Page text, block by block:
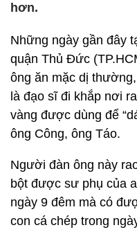
hơn.
Những ngày gần đây
quận Thủ Đức
ông ăn mặc dị
là đạo sĩ đi khắp nơi
vàng được dùng để
ông Công, ông Táo.
Người đàn ông này
bột được sư phụ của
ngày 9 đêm mà có
con cá chép trong